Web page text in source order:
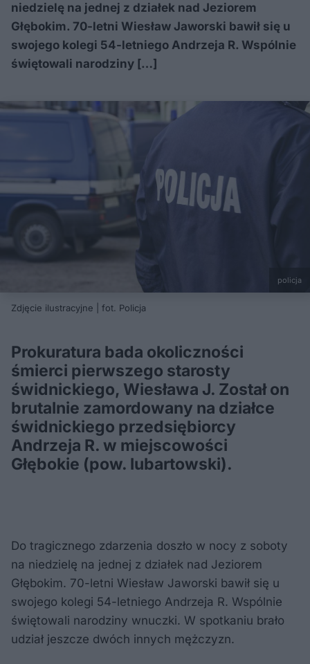
niedzielę na jednej z działek nad Jeziorem
Głębokim. 70-letni Wiesław Jaworski bawił się u
swojego kolegi 54-letniego Andrzeja R. Wspólnie
świętowali narodziny […]
policja
Zdjęcie ilustracyjne | fot. Policja
Prokuratura bada okoliczności
śmierci pierwszego starosty
świdnickiego, Wiesława J. Został on
brutalnie zamordowany na działce
świdnickiego przedsiębiorcy
Andrzeja R. w miejscowości
Głębokie (pow. lubartowski).
Do tragicznego zdarzenia doszło w nocy z soboty
na niedzielę na jednej z działek nad Jeziorem
Głębokim. 70-letni Wiesław Jaworski bawił się u
swojego kolegi 54-letniego Andrzeja R. Wspólnie
świętowali narodziny wnuczki. W spotkaniu brało
udział jeszcze dwóch innych mężczyzn.